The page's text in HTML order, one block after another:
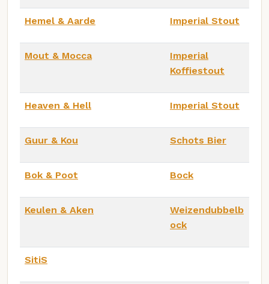
Hemel & Aarde Imperial Stout
Mout & Mocca
Imperial
Koffiestout
Heaven & Hell Imperial Stout
Guur & Kou Schots Bier
Bok & Poot Bock
Keulen & Aken
Weizendubbelb
ock
SitiS